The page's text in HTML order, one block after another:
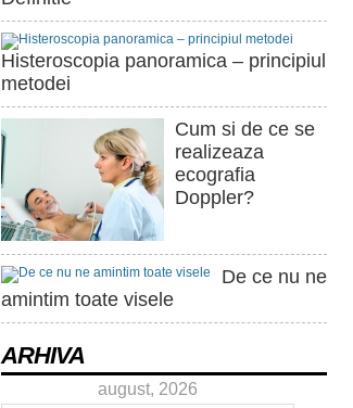
Histeroscopia panoramica – principiul
metodei
Cum si de ce se
realizeaza
ecografia
Doppler?
De ce nu ne
amintim toate visele
ARHIVA
august, 2026